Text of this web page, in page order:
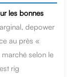
les bonnes
depower
au près «
selon le
rig